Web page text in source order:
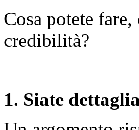
Cosa potete
credibilità?
1. Siate